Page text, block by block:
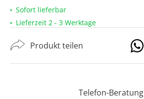
Sofort lieferbar
Lieferzeit 2 - 3 Werktage
Produkt teilen
Telefon-Beratung